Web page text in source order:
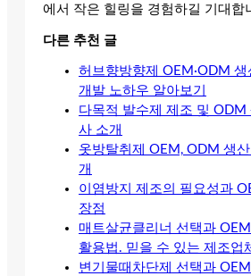
에서 작은 힐링을 경험하길 기대합
다른 추천 글
허브향방향제 OEM·ODM
개발 노하우 알아보기
다목적 발수제 제조 및 ODM
사 소개
옷방탈취제 OEM, ODM 생
개
이염방지 제조의 필요성과
장점
매트살균클리너 선택과
활용법. 믿을 수 있는 제조업
변기물때차단제 선택과